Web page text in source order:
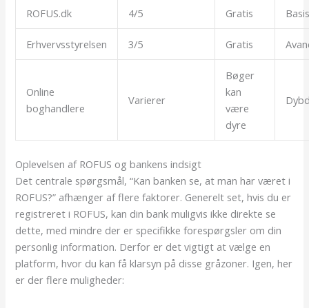
ROFUS.dk 4/5 Gratis
Erhvervsstyrelsen 3/5 Gratis
Online
boghandlere
Varierer
Bøger
kan
være
dyre
Oplevelsen af ROFUS og bankens indsigt
Det centrale spørgsmål, “Kan banken se, at man har været i
ROFUS?” afhænger af flere faktorer. Generelt set, hvis du er
registreret i ROFUS, kan din bank muligvis ikke direkte se
dette, med mindre der er specifikke forespørgsler om din
personlig information. Derfor er det vigtigt at vælge en
platform, hvor du kan få klarsyn på disse gråzoner. Igen, her
er der flere muligheder: